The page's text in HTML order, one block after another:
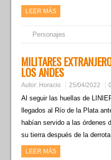
LEER MÁS
Personajes
MILITARES
LOS ANDES
Autor: Horacio 25/04/2022
Al seguir las huellas de
llegados al Río de la Plata
habían servido a las órdenes
su tierra después de la
LEER MÁS